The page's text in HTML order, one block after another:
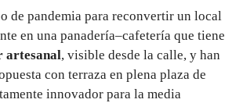
de pandemia para reconvertir un local
en una panadería–cafetería que tiene
artesanal, visible desde la calle, y han
con terraza en plena plaza de
innovador para la media